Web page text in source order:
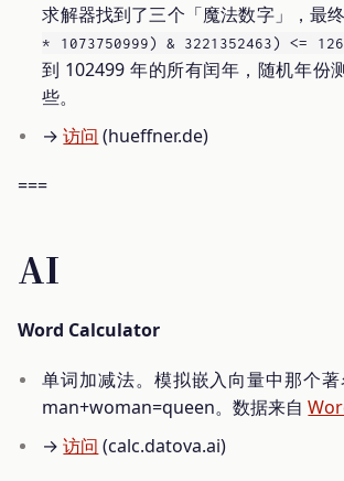
求解器找到了三个「魔法数字」，最
* 1073750999) & 3221352463) <=
到 102499 年的所有闰年，随机年份
些。
→访问 (hueffner.de)
===
AI
Word Calculator
单词加减法。模拟嵌入向量中那个
man+woman=queen。数据来自
→访问 (calc.datova.ai)